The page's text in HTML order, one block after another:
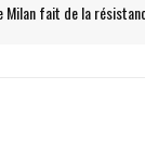
Milan fait de la